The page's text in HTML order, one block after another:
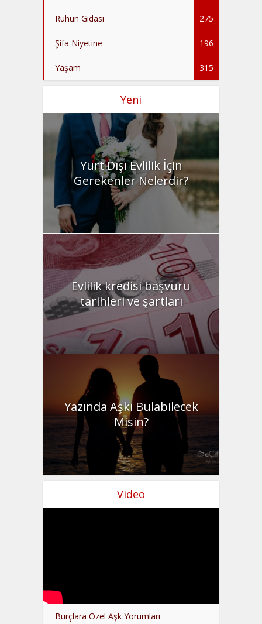
Ruhun Gıdası 275
Şifa Niyetine 196
Yaşam 315
Yeni
Yurt Dışı Evlilik İçin
Gerekenler Nelerdir?
Evlilik kredisi başvuru
tarihleri ve şartları
Yazında Aşkı Bulabilecek
Misin?
Video
Burçlara Özel Aşk Yorumları